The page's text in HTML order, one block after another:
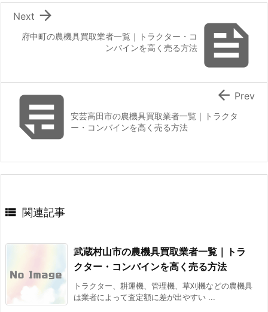

府中町の農機具買取業者一覧｜トラクター・コ
ンバインを高く売る方法

Next
安芸高田市の農機具買取業者一覧｜トラクタ
ー・コンバインを高く売る方法
 Prev
 関連記事
武蔵村山市の農機具買取業者一覧｜トラ
クター・コンバインを高く売る方法
トラクター、耕運機、管理機、草刈機などの農機具
は業者によって査定額に差が出やすい ...